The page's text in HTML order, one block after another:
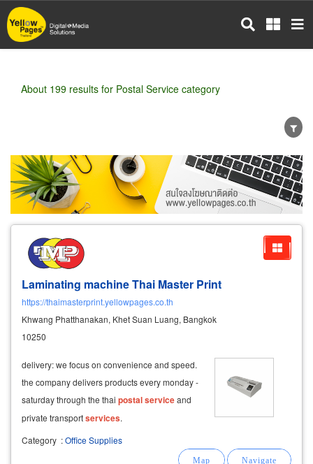
Skip
to
main
About 199 results for Postal Service category
Wholesale Retail Manufacturer
Dealer
Exporter/Importer
Service Business
Laminating machine Thai Master Print
https://thaimasterprint.yellowpages.co.th
Khwang Phatthanakan, Khet Suan Luang, Bangkok
10250
delivery: we focus on convenience and speed.
the company delivers products every monday -
saturday through the thai postalserviceand
private transportservices.
Category :Office Supplies